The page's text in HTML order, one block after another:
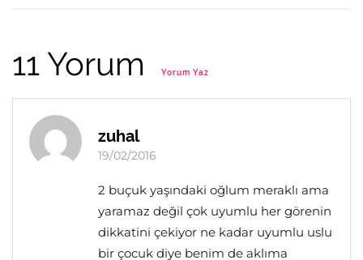
11 Yorum Yorum Yaz
zuhal
19/02/2016
2 buçuk yaşındaki oğlum meraklı ama
yaramaz değil çok uyumlu her görenin
dikkatini çekiyor ne kadar uyumlu uslu
bir çocuk diye benim de aklıma